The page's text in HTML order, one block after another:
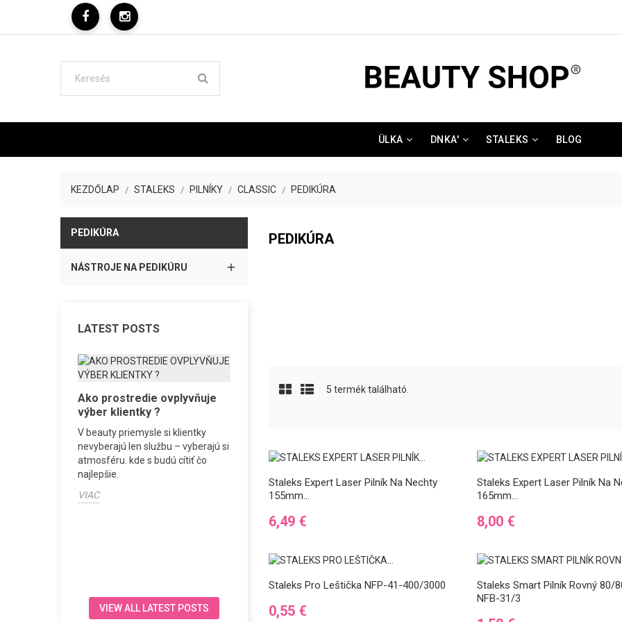
ÜLKA DNKA' STALEKS BLOG
KEZDŐLAP STALEKS PILNÍKY CLASSIC PEDIKÚRA
PEDIKÚRA
NÁSTROJE NA PEDIKÚRU 
LATEST POSTS
Ako prostredie ovplyvňuje
výber klientky ?
V beauty priemysle si klientky
nevyberajú len službu – vyberajú si
atmosféru. kde s budú cítiť čo
najlepšie.
VIAC
Vybavenie pre sebavedomý
rutinu, aby si sa mohla sústrediť na
VIAC
ÜLKA Tornado je najnovším
prachu tejto značky – model, ktorý
ponúka viac než len sanie....
VIEW ALL LATEST POSTS
PEDIKÚRA
5 termék található.
Staleks Expert Laser Pilník Na Nechty
155mm...
Ár
6,49 €
Staleks Expert Laser Pilník Na
165mm...
Ár
8,00 €
Staleks Pro Leštička NFP-41-400/3000
Ár
0,55 €
Staleks Smart Pilník Rovný 80/
NFB-31/3